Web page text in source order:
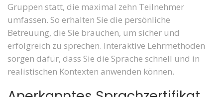
Gruppen statt, die maximal zehn Teilnehmer
umfassen. So erhalten Sie die persönliche
Betreuung, die Sie brauchen, um sicher und
erfolgreich zu sprechen. Interaktive Lehrmethoden
sorgen dafür, dass Sie die Sprache schnell und in
realistischen Kontexten anwenden können.